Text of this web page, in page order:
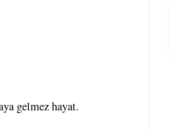
gelmez hayat.